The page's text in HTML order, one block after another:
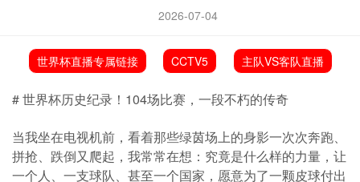
2026-07-04
世界杯直播专属链接 CCTV5 主队VS客队直播
# 世界杯历史纪录！104场比赛，一段不朽的传奇
当我坐在电视机前，看着那些绿茵场上的身影一次次奔跑、
拼抢、跌倒又爬起，我常常在想：究竟是什么样的力量，让
一个人、一支球队、甚至一个国家，愿意为了一颗皮球付出